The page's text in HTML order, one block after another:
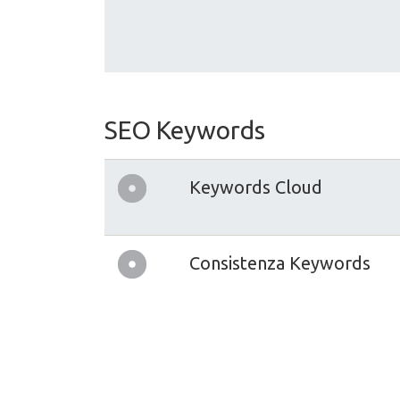
SEO Keywords
Keywords Cloud
Consistenza Keywords